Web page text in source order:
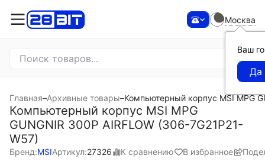
Москва
Ваш
Главная–Архивные товары–Компьютерный корпус MSI MPG
Компьютерный корпус MSI MPG
GUNGNIR 300P AIRFLOW (306-7G21P21-
W57)
Бренд:MSIАртикул:27326 К сравнению В избранное